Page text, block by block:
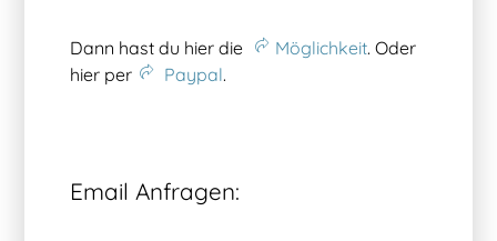
Dann hast du hier die Möglichkeit. Oder
hier per
Paypal.
Email Anfragen: